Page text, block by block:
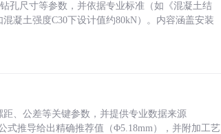
孔尺寸等参数，并依据专业标准（如《混凝土结
凝土强度C30下设计值约80kN）。内容涵盖安装
、公差等关键参数，并提供专业数据来源
式推导给出精确推荐值（Φ5.18mm），并附加工艺